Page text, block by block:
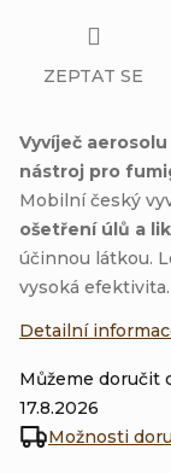
Můžeme doručit
17.8.2026
Možnosti
Vyvíječ
nástroj pro
Mobilní český
ošetření úlů a
účinnou látkou.
vysoká efektivita.
Detailní
ZEPTAT SE